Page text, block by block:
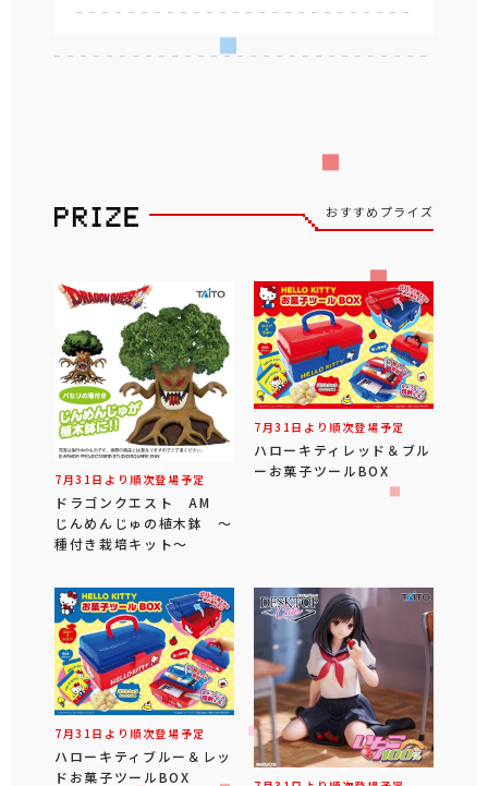
おすすめプライズ
7月31日より順次登場予定
ドラゴンクエスト AM
じんめんじゅの植木鉢 ～
種付き栽培キット～
7月31日より順次登場予定
ハローキティレッド＆ブル
ーお菓子ツールBOX
7月31日より順次登場予定
ハローキティブルー＆レッ
ドお菓子ツールBOX